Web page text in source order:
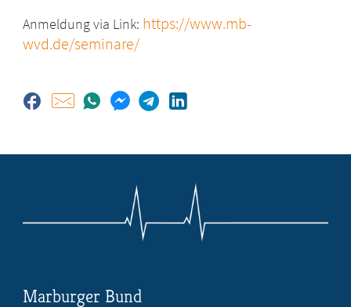
Anmeldung via Link: https://www.mb-
wvd.de/seminare/
Marburger Bund